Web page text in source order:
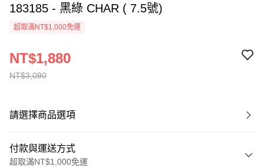
183185 - 黑綠 CHAR ( 7.5號)
超取滿NT$1,000免運
NT$3,090
NT$1,880
請選擇商品選項
付款與運送方式
超取滿NT$1,000免運